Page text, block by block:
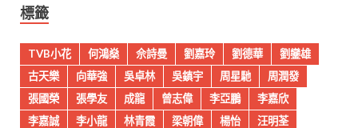
標籤
TVB小花 何鴻燊 佘詩曼 劉嘉玲 劉德華
劉鑾雄
古天樂
向華強 吳卓林 吳鎮宇 周星馳
周潤發
張國榮
張學友 成龍 曾志偉 李亞鵬
李嘉欣
李嘉誠
李小龍 林青霞 梁朝偉 楊怡
汪明荃